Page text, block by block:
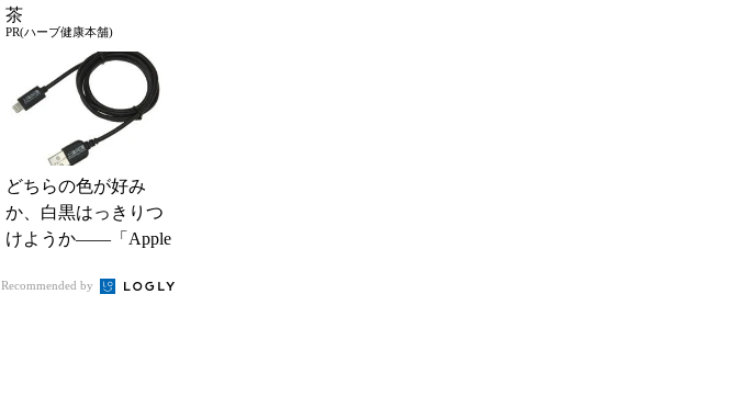
茶
PR(ハーブ健康本舗)
どちらの色が好み
か、白黒はっきりつ
けようか――「Apple
ケーブル...
Recommended by